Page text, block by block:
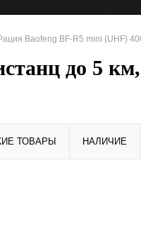
Baofeng BF-R5 mini (UHF)
до 5
ТОВАРЫ НАЛИЧИЕ